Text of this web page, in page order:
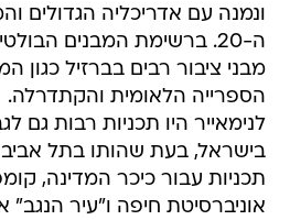
ונמנה עם אדריכליה הגדולים
ה-20. ברשימת המבנים
מבני ציבור רבים בברזיל כגון
הספרייה הלאומית והקתדרלה.
לנימאייר היו תכניות רבות גם
תכניות עבור כיכר המדינה,
אוניברסיטת חיפה ו"עיר הנגב"